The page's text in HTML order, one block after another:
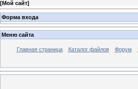
[Мой сайт]
Форма входа
Меню сайта
Главная страница Каталог файлов Форум